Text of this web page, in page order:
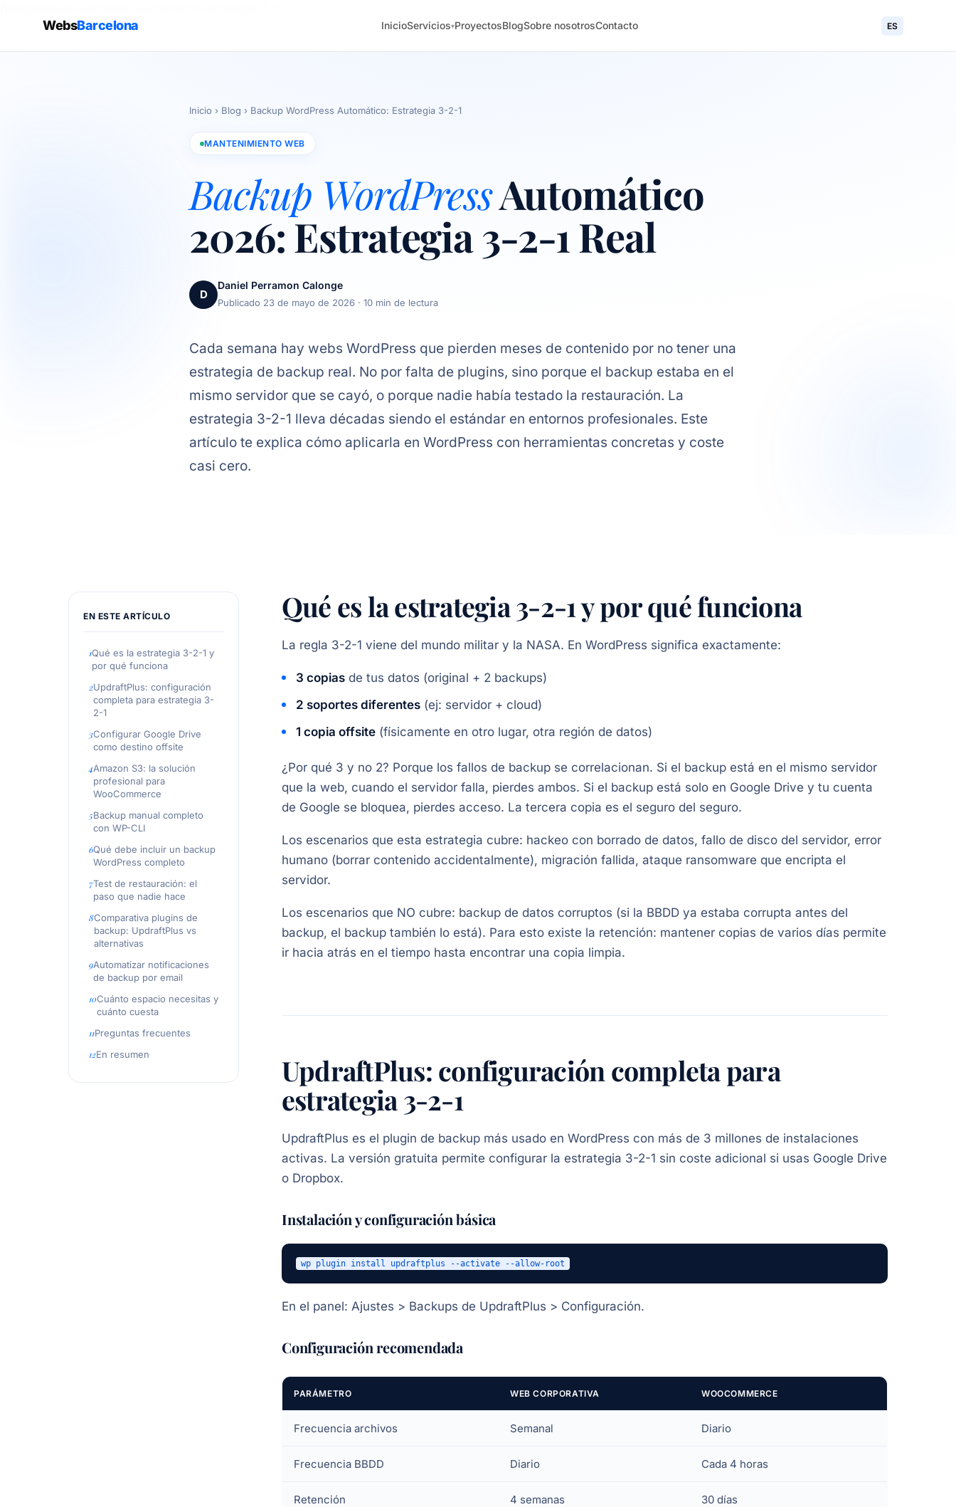
WebsBarcelona InicioServicios▾ProyectosBlogSobre nosotrosContacto ES
Inicio › Blog › Backup WordPress Automático: Estrategia 3-2-1
MANTENIMIENTO WEB
Backup WordPressAutomático
2026: Estrategia 3-2-1 Real
D
Daniel Perramon Calonge
Publicado 23 de mayo de 2026 · 10 min de lectura
Cada semana hay webs WordPress que pierden meses de contenido por no tener una
estrategia de backup real. No por falta de plugins, sino porque el backup estaba en el
mismo servidor que se cayó, o porque nadie había testado la restauración. La
estrategia 3-2-1 lleva décadas siendo el estándar en entornos profesionales. Este
artículo te explica cómo aplicarla en WordPress con herramientas concretas y coste
casi cero.
EN ESTE ARTÍCULO
Qué es la estrategia 3-2-1 y
por qué funciona
UpdraftPlus: configuración
completa para estrategia 3-
2-1
Configurar Google Drive
como destino offsite
Amazon S3: la solución
profesional para
WooCommerce
Backup manual completo
con WP-CLI
Qué debe incluir un backup
WordPress completo
Test de restauración: el
paso que nadie hace
Comparativa plugins de
backup: UpdraftPlus vs
alternativas
Automatizar notificaciones
de backup por email
Cuánto espacio necesitas y
cuánto cuesta
Preguntas frecuentes
En resumen
Qué es la estrategia 3-2-1 y por qué funciona
La regla 3-2-1 viene del mundo militar y la NASA. En WordPress significa exactamente:
3 copias de tus datos (original + 2 backups)
2 soportes diferentes (ej: servidor + cloud)
1 copia offsite (físicamente en otro lugar, otra región de datos)
¿Por qué 3 y no 2? Porque los fallos de backup se correlacionan. Si el backup está en el mismo servidor
que la web, cuando el servidor falla, pierdes ambos. Si el backup está solo en Google Drive y tu cuenta
de Google se bloquea, pierdes acceso. La tercera copia es el seguro del seguro.
Los escenarios que esta estrategia cubre: hackeo con borrado de datos, fallo de disco del servidor, error
humano (borrar contenido accidentalmente), migración fallida, ataque ransomware que encripta el
servidor.
Los escenarios que NO cubre: backup de datos corruptos (si la BBDD ya estaba corrupta antes del
backup, el backup también lo está). Para esto existe la retención: mantener copias de varios días permite
ir hacia atrás en el tiempo hasta encontrar una copia limpia.
UpdraftPlus: configuración completa para
estrategia 3-2-1
UpdraftPlus es el plugin de backup más usado en WordPress con más de 3 millones de instalaciones
activas. La versión gratuita permite configurar la estrategia 3-2-1 sin coste adicional si usas Google Drive
o Dropbox.
Instalación y configuración básica
wp plugin install updraftplus --activate --allow-root
En el panel: Ajustes > Backups de UpdraftPlus > Configuración.
Configuración recomendada
PARÁMETRO WEB CORPORATIVA WOOCOMMERCE
Frecuencia archivos Semanal Diario
Frecuencia BBDD Diario Cada 4 horas
Retención 4 semanas 30 días